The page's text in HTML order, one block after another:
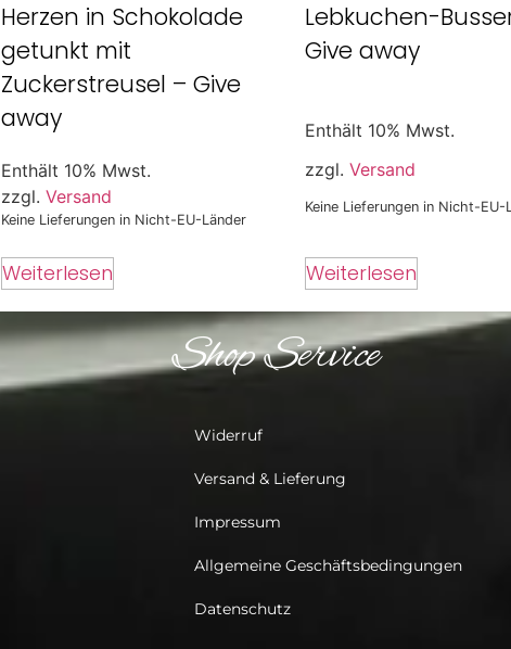
Herzen in Schokolade
getunkt mit
Zuckerstreusel – Give
away
Enthält 10% Mwst.
zzgl. Versand
Keine Lieferungen in Nicht-EU-Länder
Weiterlesen
Lebkuchen-
Give away
Enthält 10% Mwst.
zzgl. Versand
Keine Lieferungen in Nicht-EU-
Weiterlesen
Shop Service
Widerruf
Versand & Lieferung
Impressum
Allgemeine Geschäftsbedingungen
Datenschutz